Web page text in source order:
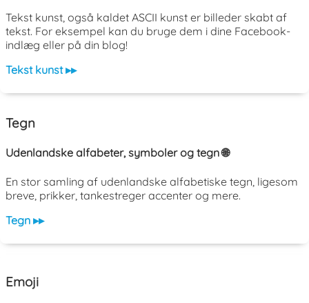
Tekst kunst, også kaldet ASCII kunst er billeder skabt af
tekst. For eksempel kan du bruge dem i dine Facebook-
indlæg eller på din blog!
Tekst kunst ▸▸
Tegn
Udenlandske alfabeter, symboler og tegn 🌐
En stor samling af udenlandske alfabetiske tegn, ligesom
breve, prikker, tankestreger accenter og mere.
Tegn ▸▸
Emoji